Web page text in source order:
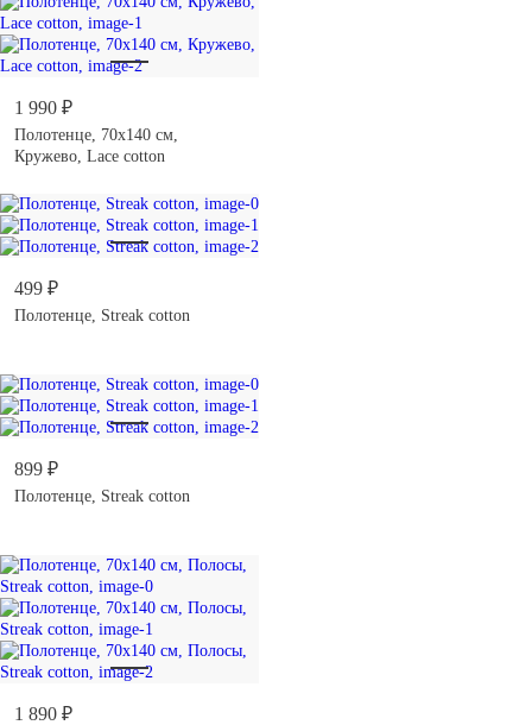
1 990 ₽
Полотенце, 70х140 см,
Кружево, Lace cotton
499 ₽
Полотенце, Streak cotton
899 ₽
Полотенце, Streak cotton
1 890 ₽